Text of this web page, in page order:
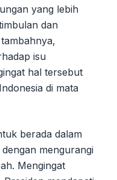
yang lebih
dan
isu
hal tersebut
di mata
berada dalam
mengurangi
Mengingat